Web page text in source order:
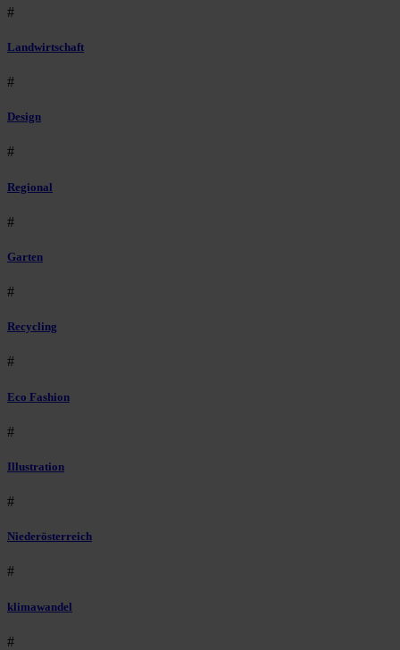
#
Landwirtschaft
#
Design
#
Regional
#
Garten
#
Recycling
#
Eco Fashion
#
Illustration
#
Niederösterreich
#
klimawandel
#